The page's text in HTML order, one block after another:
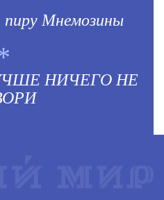
пиру Мнемозины
НИЧЕГО НЕ